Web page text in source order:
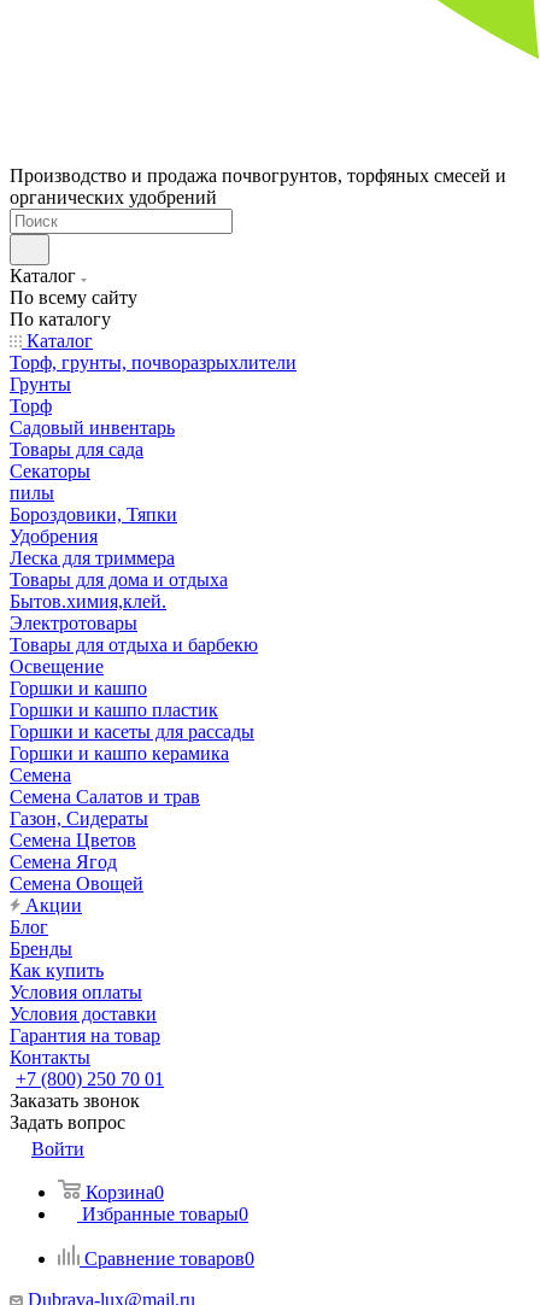
Производство и продажа почвогрунтов, торфяных смесей и
органических удобрений
Каталог
По всему сайту
По каталогу
Каталог
Торф, грунты, почворазрыхлители
Грунты
Торф
Садовый инвентарь
Товары для сада
Секаторы
пилы
Бороздовики, Тяпки
Удобрения
Леска для триммера
Товары для дома и отдыха
Бытов.химия,клей.
Электротовары
Товары для отдыха и барбекю
Освещение
Горшки и кашпо
Горшки и кашпо пластик
Горшки и касеты для рассады
Горшки и кашпо керамика
Семена
Семена Салатов и трав
Газон, Сидераты
Семена Цветов
Семена Ягод
Семена Овощей
Акции
Блог
Бренды
Как купить
Условия оплаты
Условия доставки
Гарантия на товар
Контакты
+7 (800) 250 70 01
Заказать звонок
Задать вопрос
Войти
Корзина0
Избранные товары0
Сравнение товаров0
Dubrava-lux@mail.ru